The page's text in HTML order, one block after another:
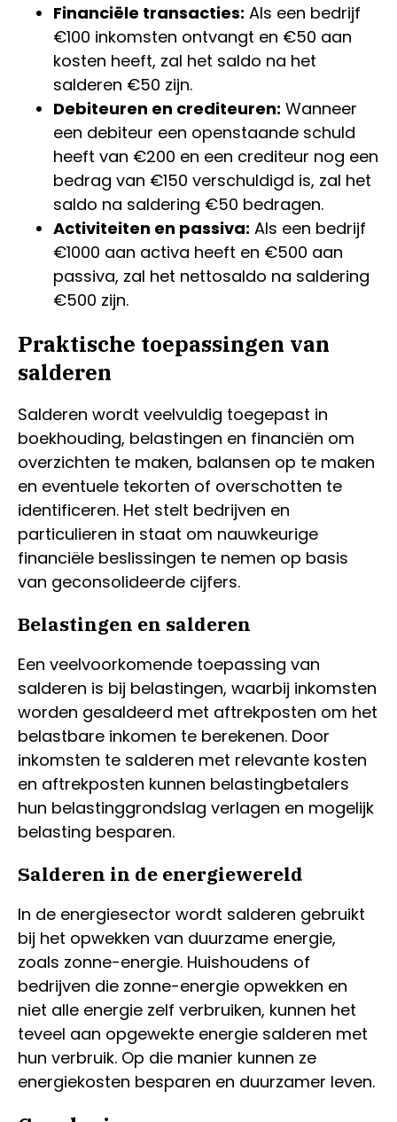
Financiële transacties: Als een bedrijf
€100 inkomsten ontvangt en €50 aan
kosten heeft, zal het saldo na het
salderen €50 zijn.
Debiteuren en crediteuren: Wanneer
een debiteur een openstaande schuld
heeft van €200 en een crediteur nog een
bedrag van €150 verschuldigd is, zal het
saldo na saldering €50 bedragen.
Activiteiten en passiva: Als een bedrijf
€1000 aan activa heeft en €500 aan
passiva, zal het nettosaldo na saldering
€500 zijn.
Praktische toepassingen van
salderen
Salderen wordt veelvuldig toegepast in
boekhouding, belastingen en financiën om
overzichten te maken, balansen op te maken
en eventuele tekorten of overschotten te
identificeren. Het stelt bedrijven en
particulieren in staat om nauwkeurige
financiële beslissingen te nemen op basis
van geconsolideerde cijfers.
Belastingen en salderen
Een veelvoorkomende toepassing van
salderen is bij belastingen, waarbij inkomsten
worden gesaldeerd met aftrekposten om het
belastbare inkomen te berekenen. Door
inkomsten te salderen met relevante kosten
en aftrekposten kunnen belastingbetalers
hun belastinggrondslag verlagen en mogelijk
belasting besparen.
Salderen in de energiewereld
In de energiesector wordt salderen gebruikt
bij het opwekken van duurzame energie,
zoals zonne-energie. Huishoudens of
bedrijven die zonne-energie opwekken en
niet alle energie zelf verbruiken, kunnen het
teveel aan opgewekte energie salderen met
hun verbruik. Op die manier kunnen ze
energiekosten besparen en duurzamer leven.